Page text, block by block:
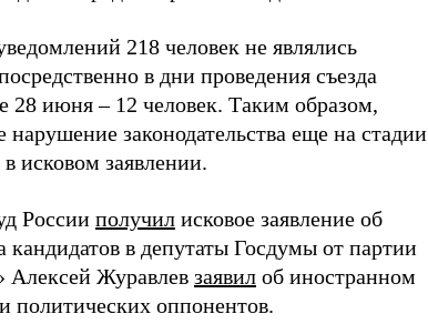
218 человек не являлись
в дни проведения съезда
28 июня – 12 человек. Таким образом,
законодательства еще на стадии
исковом заявлении.
России получил исковое заявление об
кандидатов в депутаты Госдумы от партии
Алексей Журавлев заявил об иностранном
политических оппонентов.